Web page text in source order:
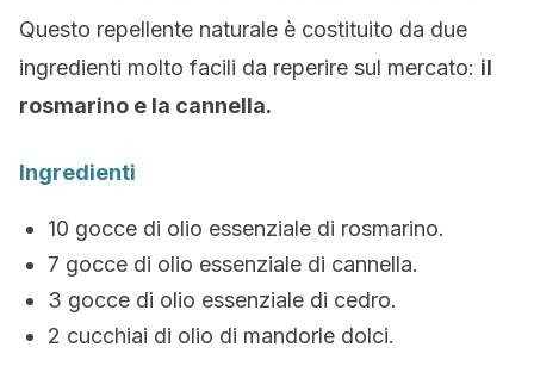
Questo repellente naturale è costituito da due
ingredienti molto facili da reperire sul mercato: il
rosmarino e la cannella.
Ingredienti
10 gocce di olio essenziale di rosmarino.
7 gocce di olio essenziale di cannella.
3 gocce di olio essenziale di cedro.
2 cucchiai di olio di mandorle dolci.